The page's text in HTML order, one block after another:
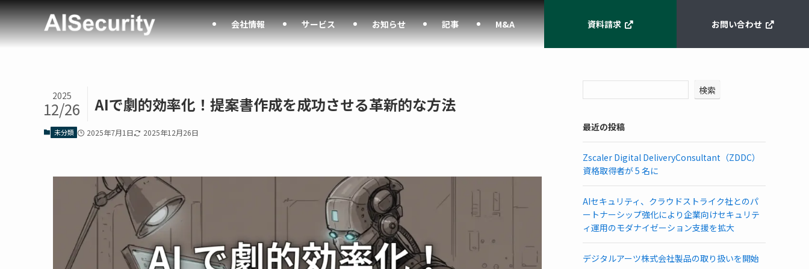
会社情報 サービス お知らせ 記事 M&A 資料請求 お問い合わせ
AIで劇的効率化！提案書作成を成功させる革新的な方法
2025
12/26
未分類 2025年7月1日 2025年12月26日
検索
最近の投稿
Zscaler Digital DeliveryConsultant（ZDDC）
資格取得者が 5 名に
AIセキュリティ、クラウドストライク社とのパ
ートナーシップ強化により企業向けセキュリテ
ィ運用のモダナイゼーション支援を拡大
デジタルアーツ株式会社製品の取り扱いを開始